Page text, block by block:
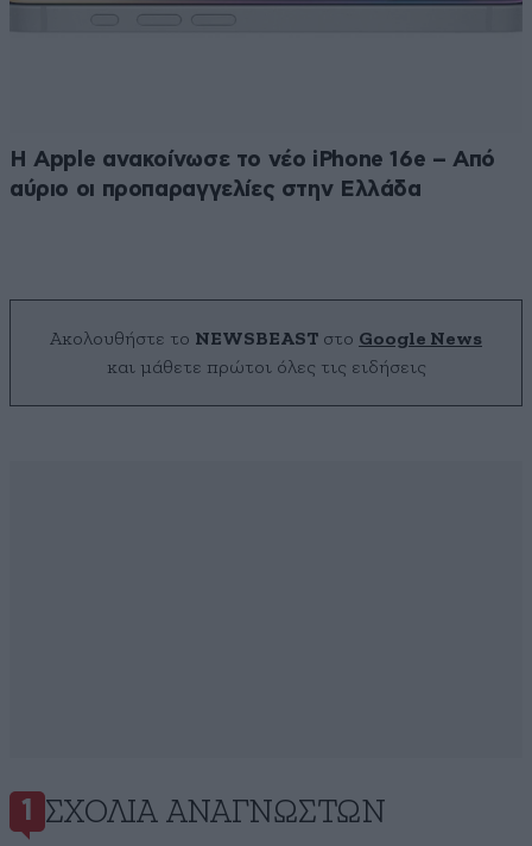
Η Apple ανακοίνωσε το νέο iPhone 16e – Από
αύριο οι προπαραγγελίες στην Ελλάδα
Ακολουθήστε το NEWSBEAST στο Google News
και μάθετε πρώτοι όλες τις ειδήσεις
1 ΣΧΌΛΙΑ ΑΝΑΓΝΩΣΤΏΝ